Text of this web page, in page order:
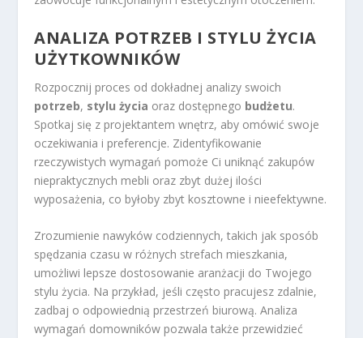
ANALIZA POTRZEB I STYLU ŻYCIA
UŻYTKOWNIKÓW
Rozpocznij proces od dokładnej analizy swoich
potrzeb, stylu życia oraz dostępnego budżetu.
Spotkaj się z projektantem wnętrz, aby omówić swoje
oczekiwania i preferencje. Zidentyfikowanie
rzeczywistych wymagań pomoże Ci uniknąć zakupów
niepraktycznych mebli oraz zbyt dużej ilości
wyposażenia, co byłoby zbyt kosztowne i nieefektywne.
Zrozumienie nawyków codziennych, takich jak sposób
spędzania czasu w różnych strefach mieszkania,
umożliwi lepsze dostosowanie aranżacji do Twojego
stylu życia. Na przykład, jeśli często pracujesz zdalnie,
zadbaj o odpowiednią przestrzeń biurową. Analiza
wymagań domowników pozwala także przewidzieć